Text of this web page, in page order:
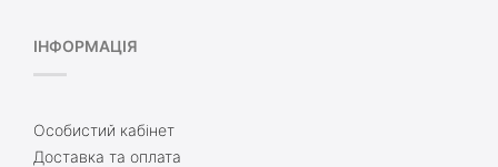
ІНФОРМАЦІЯ
Особистий кабінет
Доставка та оплата